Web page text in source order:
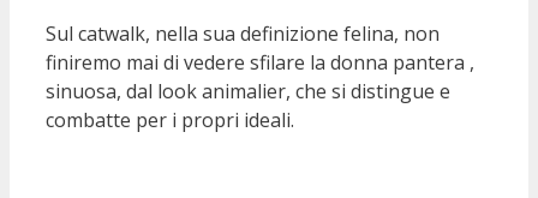
Sul catwalk, nella sua definizione felina, non
finiremo mai di vedere sfilare la donna pantera ,
sinuosa, dal look animalier, che si distingue e
combatte per i propri ideali.